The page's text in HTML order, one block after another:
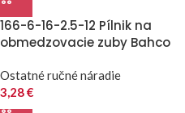
166-6-16-2.5-12 Pílnik na
obmedzovacie zuby Bahco
Ostatné ručné náradie
3,28€